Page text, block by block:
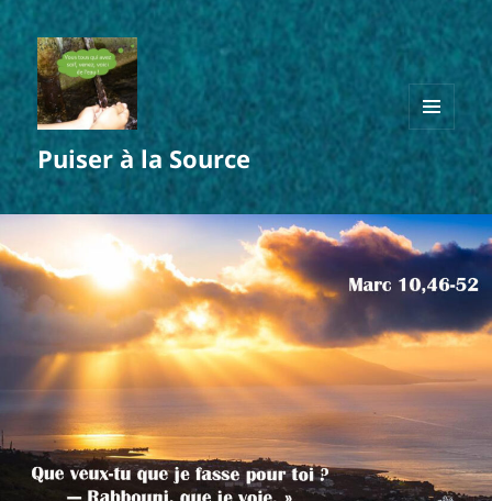
Puiser à la Source
MENU
ET
WIDGETS